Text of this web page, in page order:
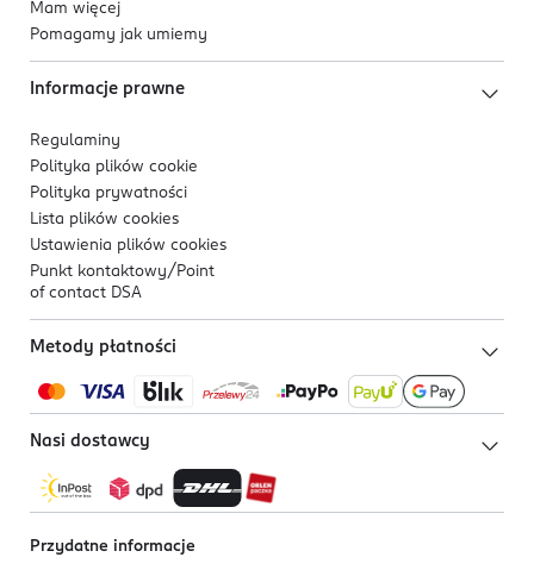
Mam więcej
Pomagamy jak umiemy
Informacje prawne
Regulaminy
Polityka plików cookie
Polityka prywatności
Lista plików cookies
Ustawienia plików cookies
Punkt kontaktowy/ Point
of contact DSA
Metody płatności
Nasi dostawcy
Przydatne informacje